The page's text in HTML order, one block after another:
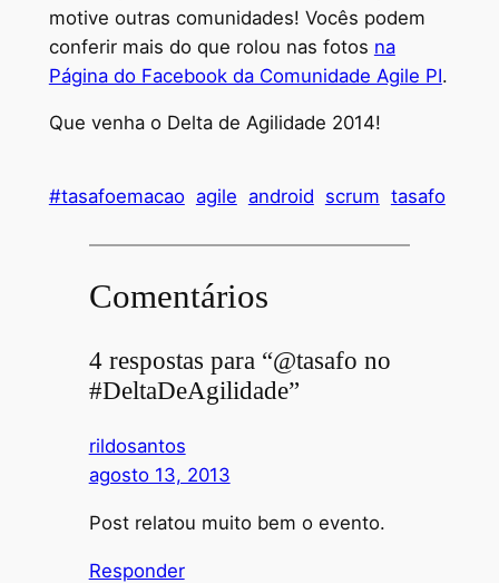
motive outras comunidades! Vocês podem
conferir mais do que rolou nas fotos na
Página do Facebook da Comunidade Agile PI.
Que venha o Delta de Agilidade 2014!
#tasafoemacao agile android scrum tasafo
Comentários
4 respostas para “@tasafo no
#DeltaDeAgilidade”
rildosantos
agosto 13, 2013
Post relatou muito bem o evento.
Responder